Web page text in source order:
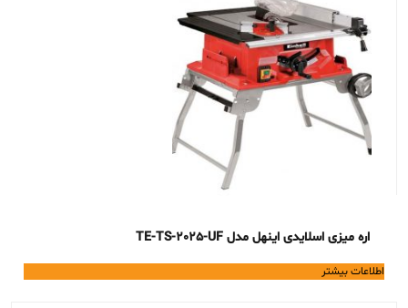
اره میزی اسلایدی اینهل مدل TE-TS-2025-UF
اطلاعات بیشتر